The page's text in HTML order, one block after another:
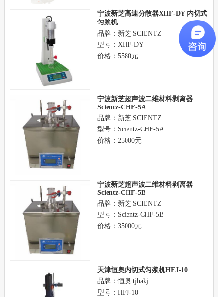
宁波新芝高速分散器XHF-DY 内切式
匀浆机
品牌：新芝|SCIENTZ
型号：XHF-DY
价格：5580元
宁波新芝超声波二维材料剥离器
Scientz-CHF-5A
品牌：新芝|SCIENTZ
型号：Scientz-CHF-5A
价格：25000元
宁波新芝超声波二维材料剥离器
Scientz-CHF-5B
品牌：新芝|SCIENTZ
型号：Scientz-CHF-5B
价格：35000元
天津恒奥内切式匀浆机HFJ-10
品牌：恒奥|tjhakj
型号：HFJ-10